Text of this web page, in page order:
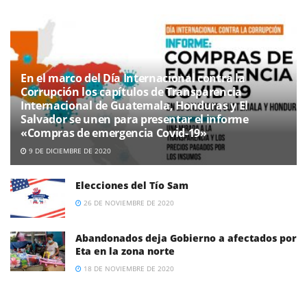
En el marco del Día Internacional contra la
Corrupción los capítulos de Transparencia
Internacional de Guatemala, Honduras y El
Salvador se unen para presentar el informe
«Compras de emergencia Covid-19»
9 DE DICIEMBRE DE 2020
Elecciones del Tío Sam
26 DE NOVIEMBRE DE 2020
Abandonados deja Gobierno a afectados por
Eta en la zona norte
18 DE NOVIEMBRE DE 2020